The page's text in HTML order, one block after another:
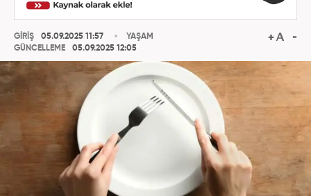
GİRİŞ
05.09.2025 11:57
GÜNCELLEME
05.09.2025 12:05
YAŞAM